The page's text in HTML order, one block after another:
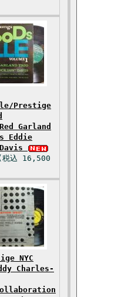
Prestige
Garland
Eddie
込 16,500
NYC
Charles-